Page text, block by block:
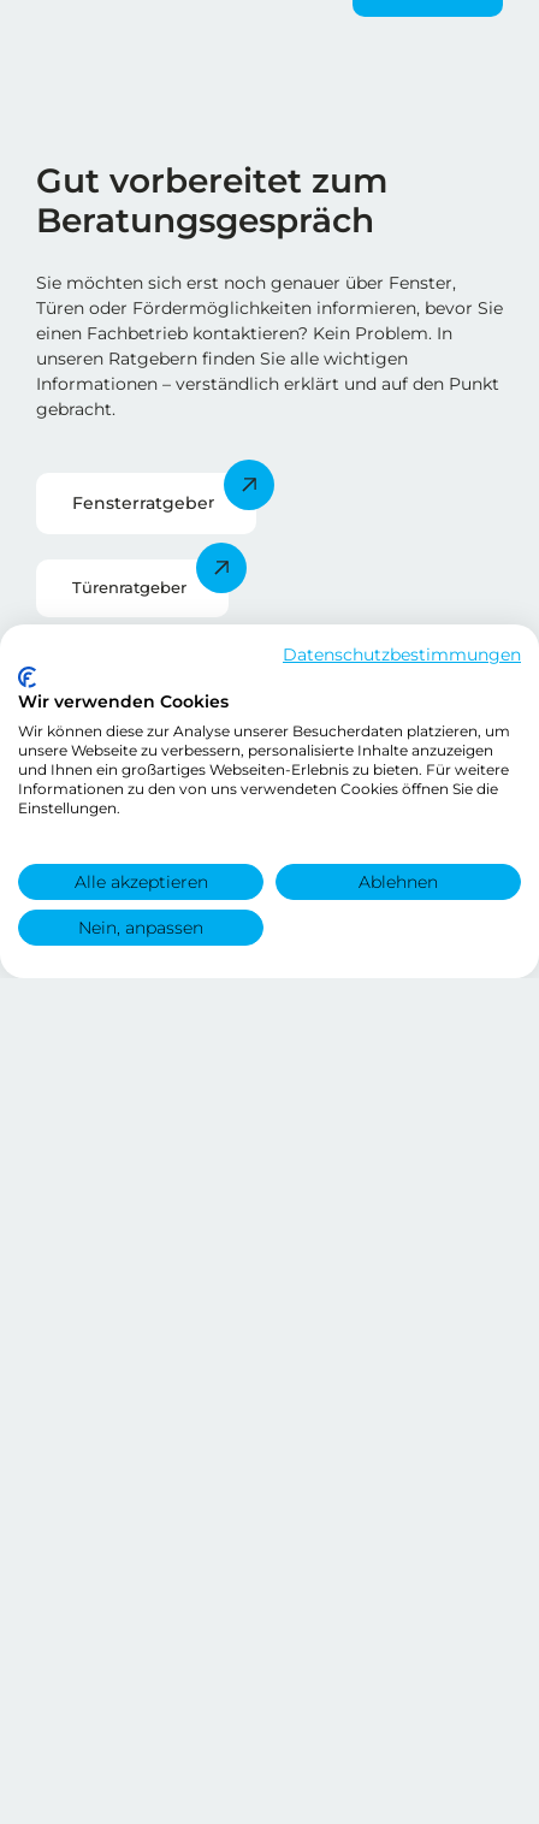
Datenschutzbestimmungen
Wir verwenden Cookies
Wir können diese zur Analyse unserer Besucherdaten platzieren, um
unsere Webseite zu verbessern, personalisierte Inhalte anzuzeigen
und Ihnen ein großartiges Webseiten-Erlebnis zu bieten. Für weitere
Informationen zu den von uns verwendeten Cookies öffnen Sie die
Einstellungen.
Alle akzeptieren Ablehnen
Nein, anpassen
Gut vorbereitet zum
Beratungsgespräch
Sie möchten sich erst noch genauer über Fenster,
Türen oder Fördermöglichkeiten informieren, bevor Sie
einen Fachbetrieb kontaktieren? Kein Problem. In
unseren Ratgebern finden Sie alle wichtigen
Informationen – verständlich erklärt und auf den Punkt
gebracht.
Fensterratgeber
Türenratgeber